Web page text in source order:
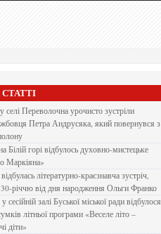
селі Переволочна урочисто зустріли
Петра Андрусяка, який повернувся з
Білій горі відбулось духовно-мистецьке
Маркіяна»
літературно-краєзнавча зустріч,
річчю від дня народження Ольги Франко
сесійній залі Буської міської ради відбулося
літньої програми «Веселе літо –
діти»